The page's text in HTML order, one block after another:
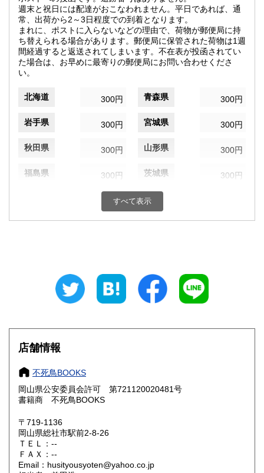
週末と祝日には配達がおこなわれません。平日であれば、通
常、出荷から2～3日程度での到着となります。
まれに、ポストに入らないなどの理由で、荷物が郵便局に持
ち替えられる場合があります。郵便局に保管された荷物は1週
間経過すると返送されてしまいます。不在表が投函されてい
た場合は、お早めに最寄りの郵便局にお問い合わせくださ
い。
北海道 300円 青森県 300円
岩手県 300円 宮城県 300円
秋田県 300円 山形県 300円
福島県 300円 茨城県 300円
300円 群馬県
埼玉県 千葉県
300円 富山県
300円 福井県
300円 300円
岐阜県
愛知県
滋賀県 300円
大阪府 300円
奈良県
すべて表示
店舗情報
不死鳥BOOKS
岡山県公安委員会許可 第721120020481号
書籍商 不死鳥BOOKS
〒719-1136
岡山県総社市駅前2-8-26
ＴＥＬ：--
ＦＡＸ：--
Email：husityousyoten@yahoo.co.jp